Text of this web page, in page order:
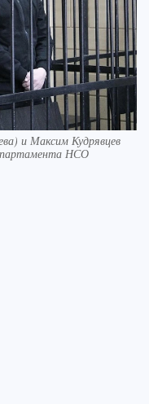
и Максим Кудрявцев
НСО